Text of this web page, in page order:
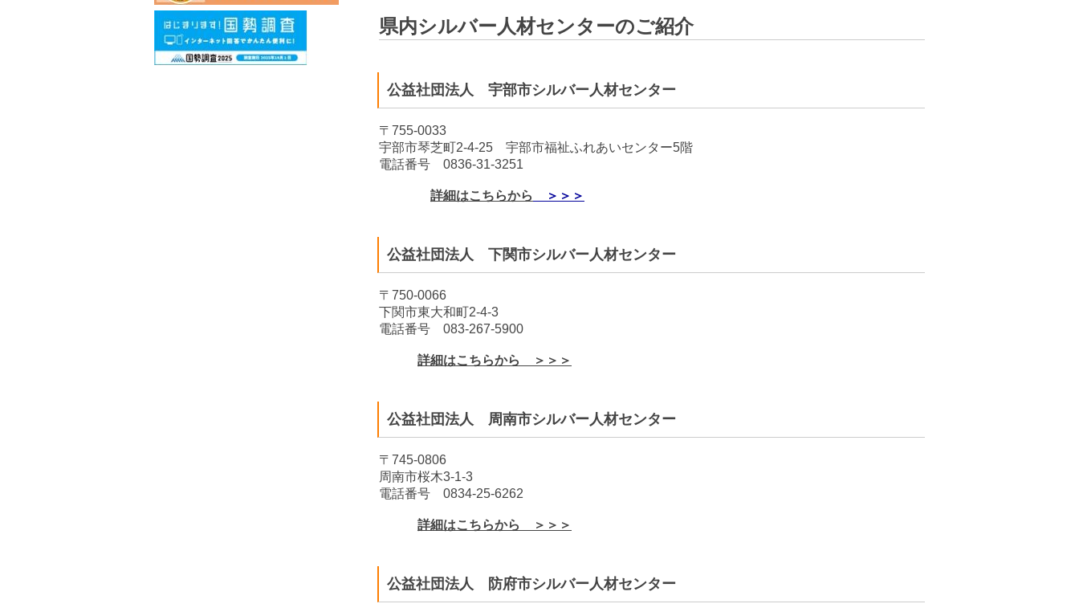
県内シルバー人材センターのご紹介
公益社団法人 宇部市シルバー人材センター
〒755-0033
宇部市琴芝町2-4-25 宇部市福祉ふれあいセンター5階
電話番号 0836-31-3251
詳細はこちらから ＞＞＞
公益社団法人 下関市シルバー人材センター
〒750-0066
下関市東大和町2-4-3
電話番号 083-267-5900
詳細はこちらから ＞＞＞
公益社団法人 周南市シルバー人材センター
〒745-0806
周南市桜木3-1-3
電話番号 0834-25-6262
詳細はこちらから ＞＞＞
公益社団法人 防府市シルバー人材センター